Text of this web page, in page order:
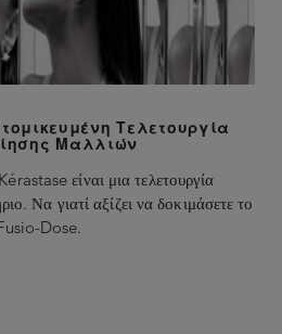
Τελετουργία
Μαλλιών
είναι μια τελετουργία
Να γιατί αξίζει να δοκιμάσετε το
Dose.